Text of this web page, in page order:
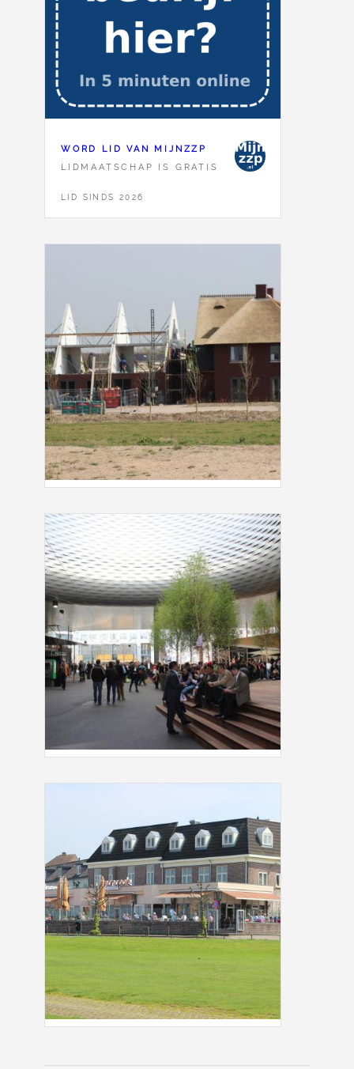
WORD LID VAN MIJNZZP
LIDMAATSCHAP IS GRATIS
LID SINDS 2026